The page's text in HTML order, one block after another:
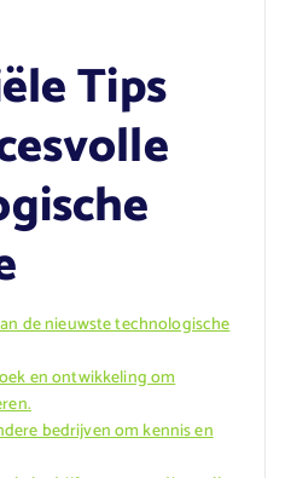
Tips
de nieuwste technologische
en ontwikkeling om
bedrijven om kennis en